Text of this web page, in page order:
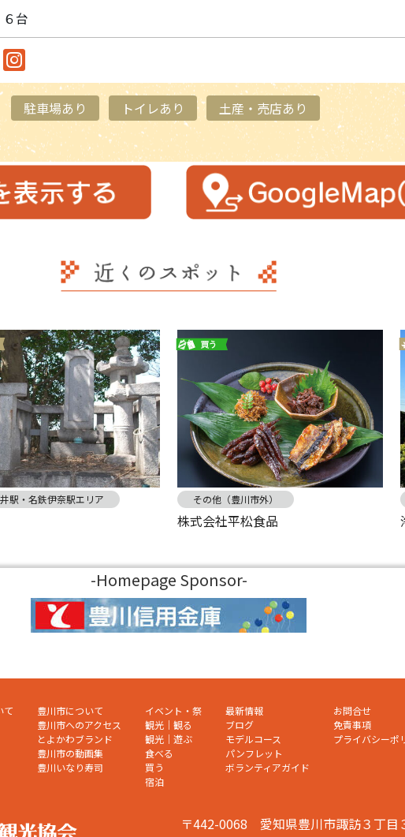
６台
駐車場あり トイレあり 土産・売店あり
駅・名鉄伊奈駅エリア その他（豊川市外）
株式会社平松食品
-Homepage Sponsor-
て
豊川市について
豊川市へのアクセス
とよかわブランド
豊川市の動画集
豊川いなり寿司
イベント・祭
観光｜観る
観光｜遊ぶ
食べる
買う
宿泊
最新情報
ブログ
モデルコース
パンフレット
ボランティアガイド
お問合せ
免責事項
プライバシーポ
〒442-0068 愛知県豊川市諏訪３丁目